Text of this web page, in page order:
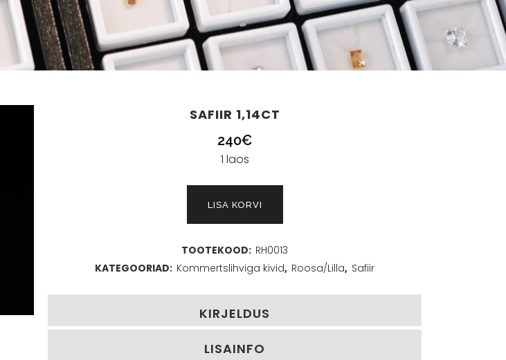
SAFIIR 1,14CT
240€
1 laos
LISA KORVI
TOOTEKOOD: RH0013
KATEGOORIAD: Kommertslihviga kivid, Roosa/Lilla, Safiir
KIRJELDUS
LISAINFO